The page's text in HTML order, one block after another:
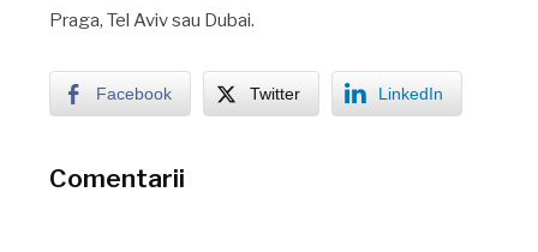
Praga, Tel Aviv sau Dubai.
Facebook Twitter LinkedIn
Comentarii